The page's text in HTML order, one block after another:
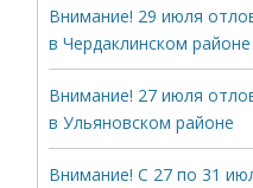
Внимание! 29 июля
в Чердаклинском районе
Внимание! 27 июля
в Ульяновском районе
Внимание! С 27 по 31